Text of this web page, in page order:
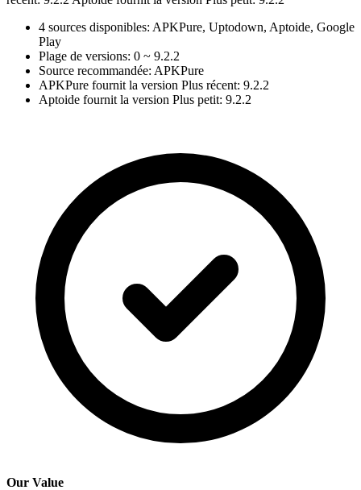
4 sources disponibles: APKPure, Uptodown, Aptoide, Google
Play
Plage de versions: 0 ~ 9.2.2
Source recommandée: APKPure
APKPure fournit la version Plus récent: 9.2.2
Aptoide fournit la version Plus petit: 9.2.2
Our Value